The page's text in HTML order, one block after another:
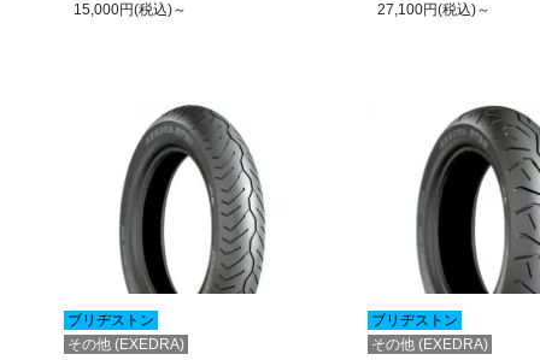
15,000円(税込)～
27,100円(税込)～
ブリヂストン
その他 (EXEDRA)
ブリヂストン
その他 (EXEDRA)